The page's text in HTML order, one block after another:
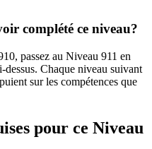
complété ce niveau?
, passez au Niveau 911 en
Chaque niveau suivant
sur les compétences que
pour ce Niveau